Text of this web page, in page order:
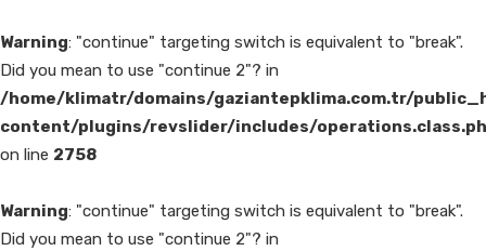
Warning: "continue" targeting switch is equivalent to "break".
Did you mean to use "continue 2"? in
/home/klimatr/domains/gaziantepklima.com.tr/
content/plugins/revslider/includes/
on line 2758
Warning: "continue" targeting switch is equivalent to "break".
Did you mean to use "continue 2"? in